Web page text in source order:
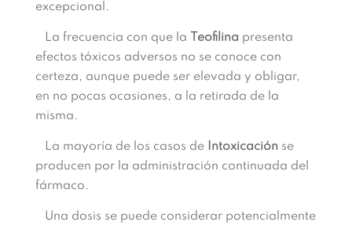
excepcional.
La frecuencia con que la Teofilina presenta
efectos tóxicos adversos no se conoce con
certeza, aunque puede ser elevada y obligar,
en no pocas ocasiones, a la retirada de la
misma.
La mayoría de los casos de Intoxicaciónse
producen por la administración continuada del
fármaco.
Una dosis se puede considerar potencialmente